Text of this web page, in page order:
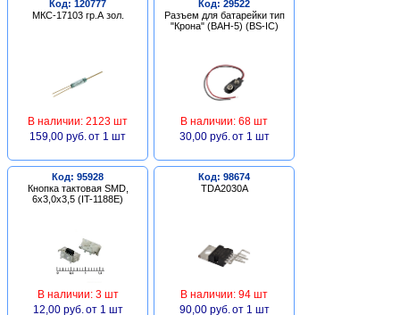
Код: 120777
МКС-17103 гр.А зол.
В наличии: 2123 шт
159,00 руб. от 1 шт
Код: 29522
Разъем для батарейки тип
"Крона" (BAH-5) (BS-IC)
В наличии: 68 шт
30,00 руб. от 1 шт
Код: 95928
Кнопка тактовая SMD,
6х3,0х3,5 (IT-1188E)
В наличии: 3 шт
12,00 руб. от 1 шт
Код: 98674
TDA2030A
В наличии: 94 шт
90,00 руб. от 1 шт